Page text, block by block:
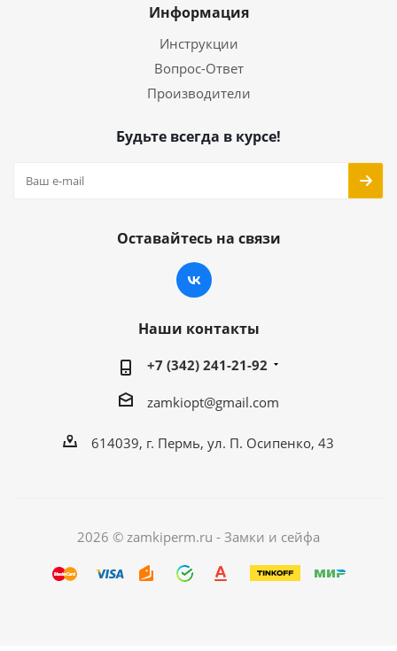
Информация
Инструкции
Вопрос-Ответ
Производители
Будьте всегда в курсе!
Оставайтесь на связи
Наши контакты
+7 (342) 241-21-92
zamkiopt@gmail.com
614039, г. Пермь, ул. П. Осипенко, 43
2026 © zamkiperm.ru - Замки и сейфа